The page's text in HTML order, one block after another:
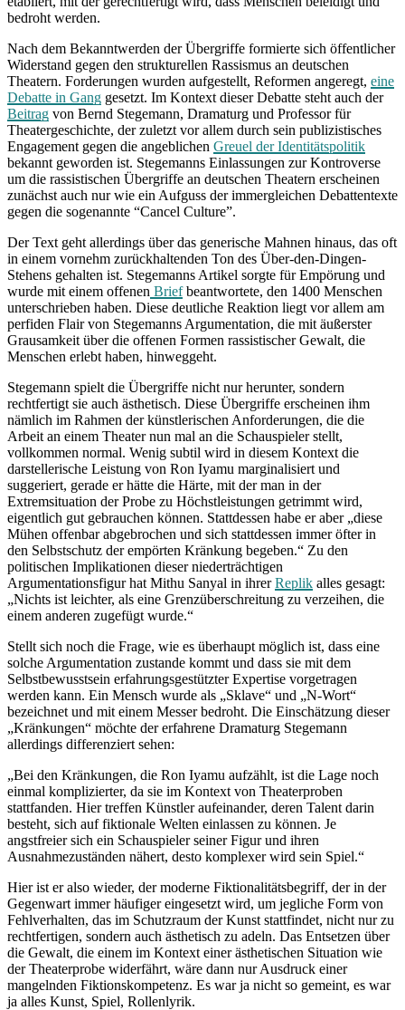
bedroht werden.
Nach dem Bekanntwerden der Übergriffe formierte sich öffentlicher
Widerstand gegen den strukturellen Rassismus an deutschen
Theatern. Forderungen wurden aufgestellt, Reformen angeregt, eine
Debatte in Gang gesetzt. Im Kontext dieser Debatte steht auch der
Beitrag von Bernd Stegemann, Dramaturg und Professor für
Theatergeschichte, der zuletzt vor allem durch sein publizistisches
Engagement gegen die angeblichen Greuel der Identitätspolitik
bekannt geworden ist. Stegemanns Einlassungen zur Kontroverse
um die rassistischen Übergriffe an deutschen Theatern erscheinen
zunächst auch nur wie ein Aufguss der immergleichen Debattentexte
gegen die sogenannte “Cancel Culture”.
Der Text geht allerdings über das generische Mahnen hinaus, das oft
in einem vornehm zurückhaltenden Ton des Über-den-Dingen-
Stehens gehalten ist. Stegemanns Artikel sorgte für Empörung und
wurde mit einem offenen Briefbeantwortete, den 1400 Menschen
unterschrieben haben. Diese deutliche Reaktion liegt vor allem am
perfiden Flair von Stegemanns Argumentation, die mit äußerster
Grausamkeit über die offenen Formen rassistischer Gewalt, die
Menschen erlebt haben, hinweggeht.
Stegemann spielt die Übergriffe nicht nur herunter, sondern
rechtfertigt sie auch ästhetisch. Diese Übergriffe erscheinen ihm
nämlich im Rahmen der künstlerischen Anforderungen, die die
Arbeit an einem Theater nun mal an die Schauspieler stellt,
vollkommen normal. Wenig subtil wird in diesem Kontext die
darstellerische Leistung von Ron Iyamu marginalisiert und
suggeriert, gerade er hätte die Härte, mit der man in der
Extremsituation der Probe zu Höchstleistungen getrimmt wird,
eigentlich gut gebrauchen können. Stattdessen habe er aber „diese
Mühen offenbar abgebrochen und sich stattdessen immer öfter in
den Selbstschutz der empörten Kränkung begeben.“ Zu den
politischen Implikationen dieser niederträchtigen
Argumentationsfigur hat Mithu Sanyal in ihrerReplik alles gesagt:
„Nichts ist leichter, als eine Grenzüberschreitung zu verzeihen, die
einem anderen zugefügt wurde.“
Stellt sich noch die Frage, wie es überhaupt möglich ist, dass eine
solche Argumentation zustande kommt und dass sie mit dem
Selbstbewusstsein erfahrungsgestützter Expertise vorgetragen
werden kann. Ein Mensch wurde als „Sklave“ und „N-Wort“
bezeichnet und mit einem Messer bedroht. Die Einschätzung dieser
„Kränkungen“ möchte der erfahrene Dramaturg Stegemann
allerdings differenziert sehen:
„Bei den Kränkungen, die Ron Iyamu aufzählt, ist die Lage noch
einmal komplizierter, da sie im Kontext von Theaterproben
stattfanden. Hier treffen Künstler aufeinander, deren Talent darin
besteht, sich auf fiktionale Welten einlassen zu können. Je
angstfreier sich ein Schauspieler seiner Figur und ihren
Ausnahmezuständen nähert, desto komplexer wird sein Spiel.“
Hier ist er also wieder, der moderne Fiktionalitätsbegriff, der in der
Gegenwart immer häufiger eingesetzt wird, um jegliche Form von
Fehlverhalten, das im Schutzraum der Kunst stattfindet, nicht nur zu
rechtfertigen, sondern auch ästhetisch zu adeln. Das Entsetzen über
die Gewalt, die einem im Kontext einer ästhetischen Situation wie
der Theaterprobe widerfährt, wäre dann nur Ausdruck einer
mangelnden Fiktionskompetenz. Es war ja nicht so gemeint, es war
ja alles Kunst, Spiel, Rollenlyrik.